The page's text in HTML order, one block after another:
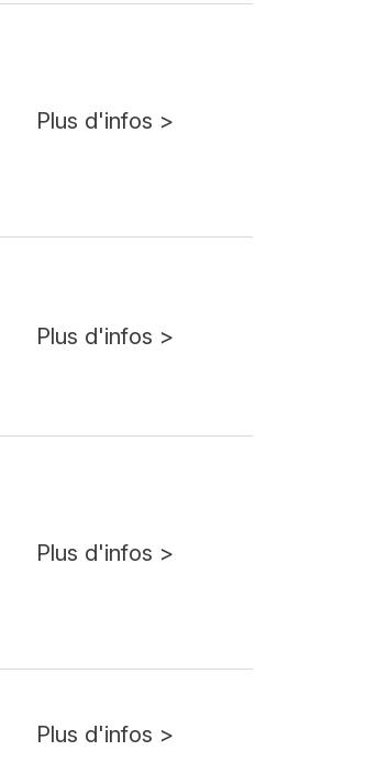
Plus d'infos >
Plus d'infos >
Plus d'infos >
Plus d'infos >